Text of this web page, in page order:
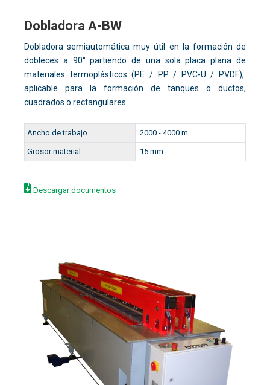
Dobladora A-BW
Dobladora semiautomática muy útil en la formación de
dobleces a 90° partiendo de una sola placa plana de
materiales termoplásticos (PE / PP / PVC-U / PVDF),
aplicable para la formación de tanques o ductos,
cuadrados o rectangulares.
Ancho de trabajo 2000 - 4000 m
Grosor material 15 mm
Descargar documentos